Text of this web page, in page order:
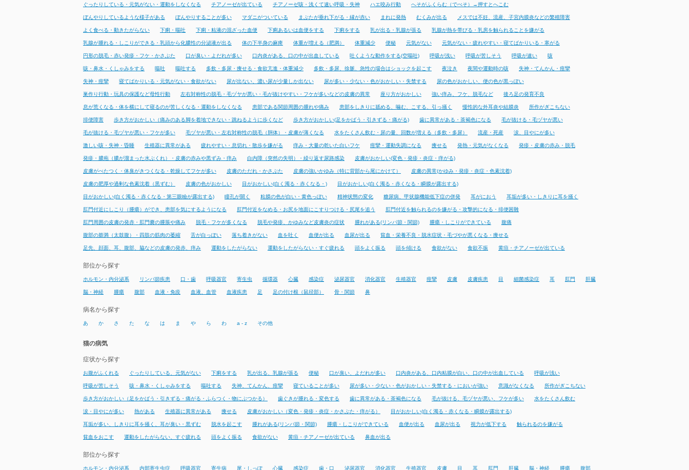
ぐったりしている・元気がない・運動をしなくなる チアノーゼが出ている チアノーゼ咳・浅くて速い呼吸・失神 ハエ咬み行動 へそがふくらむ（でべそ）→押すとへこむ
ぼんやりしているような様子がある ぼんやりすることが多い マダニがついている まぶたが垂れ下がる・縁が赤い まれに発熱 むくみが出る メスでは不妊、流産、子宮内膜炎などの繁殖障害
よく食べる・動きたがらない 下痢・嘔吐 下痢・粘液の混ざった血便 下痢あるいは血便をする 下痢をする 乳が出る・乳腺が張る 乳腺が熱を帯びる・乳房を触られることを嫌がる
乳腺が腫れる・しこりができる・乳頭から化膿性の分泌液が出る 体の下半身の麻痺 体重が増える（肥満） 体重減少 便秘 元気がない 元気がない・疲れやすい・寝てばかりいる・寒がる
円形の脱毛・赤い発疹・フケ・かさぶた 口が臭い・よだれが多い 口内炎がある、口の中が出血している 吐くような動作をする(空嘔吐) 呼吸が浅い 呼吸が苦しそう 呼吸が速い 咳
咳・鼻水・くしゃみをする 嘔吐 嘔吐する 多飲・多尿・痩せる・食欲亢進・体重減少 多飲・多尿、徐脈、急性の場合はショックを起こす 夜泣き 夜間や運動時の咳 失神・てんかん・痙攣
失神・痙攣 寝てばかりいる・元気がない・食欲がない 尿が出ない、濃い尿が少量しか出ない 尿が多い・少ない・色がおかしい・失禁する 尿の色がおかしい、便の色が黒っぽい
巣作り行動・玩具の保護など母性行動 左右対称性の脱毛・毛ヅヤが悪い・毛が抜けやすい・フケが多いなどの皮膚の異常 座り方がおかしい 強い痒み、フケ、脱毛など 後ろ足の発育不良
息が荒くなる・体を横にして寝るのが苦しくなる・運動をしなくなる 患部である関節周囲の腫れや痛み 患部をしきりに舐める、噛む、こする、引っ掻く 慢性的な外耳炎や結膜炎 所作がぎこちない
排便障害 歩き方がおかしい（痛みのある脚を着地できない・跳ねるように歩くなど 歩き方がおかしい(足をかばう・引きずる・痛がる) 歯に異常がある・茶褐色になる 毛が抜ける・毛ヅヤが悪い
毛が抜ける・毛ヅヤが悪い・フケが多い 毛ヅヤが悪い・左右対称性の脱毛（胴体）・皮膚が薄くなる 水をたくさん飲む・尿の量、回数が増える（多飲・多尿） 流産・死産 涙、目やにが多い
激しい咳・失神・昏睡 生殖器に異常がある 疲れやすい・息切れ・散歩を嫌がる 痒み・大量の乾いた白いフケ 痙攣・運動失調になる 痩せる 発熱・元気がなくなる 発疹・皮膚の赤み・脱毛
発疹・膿疱（膿が溜まった水ぶくれ）・皮膚の赤みや黒ずみ・痒み 白内障（突然の失明）・繰り返す尿路感染 皮膚がおかしい(変色・発疹・炎症・痒がる)
皮膚がべたつく・体臭がきつくなる・乾燥してフケが多い 皮膚のただれ・かさぶた 皮膚の強いかゆみ（特に背部から尾にかけて） 皮膚の異常(かゆみ・発疹・炎症・色素沈着)
皮膚の肥厚や過剰な色素沈着（黒ずむ） 皮膚の色がおかしい 目がおかしい(白く濁る・赤くなる・) 目がおかしい(白く濁る・赤くなる・瞬膜が露出する)
目がおかしい(白く濁る・赤くなる・第三眼瞼が露出する) 瞳孔が開く 粘膜の色が白い・黄色っぽい 精神状態の変化 糖尿病、甲状腺機能低下症の併発 耳がにおう 耳垢が多い・しきりに耳を掻く
肛門付近にしこり（腫瘍）ができ、患部を気にするようになる 肛門付近をなめる・お尻を地面にこすりつける・尻尾を追う 肛門付近を触られるのを嫌がる・攻撃的になる・排便困難
肛門周囲の皮膚の発赤・肛門嚢の腫脹や痛み 脱毛・フケが多くなる 脱毛や発疹、かゆみなど皮膚炎の症状 腫れがある(リンパ節・関節) 腫瘍・しこりができている 腹痛
腹部の膨満（太鼓腹）・四肢の筋肉の萎縮 舌が白っぽい 落ち着きがない 血を吐く 血便が出る 血尿が出る 貧血・栄養不良・脱水症状・毛づやが悪くなる・痩せる
足先、顔面、耳、腹部、脇などの皮膚の発赤、痒み 運動をしたがらない 運動をしたがらない・すぐ疲れる 頭をよく振る 頭を傾ける 食欲がない 食欲不振 黄疸・チアノーゼが出ている
部位から探す
ホルモン・内分泌系 リンパ節疾患 口・歯 呼吸器官 寄生虫 循環器 心臓 感染症 泌尿器官 消化器官 生殖器官 痙攣 皮膚 皮膚疾患 目 細菌感染症 耳 肛門 肝臓
脳・神経 腫瘍 腹部 血液・免疫 血液、血管 血液疾患 足 足の付け根（鼠径部） 骨・関節 鼻
病名から探す
あ か さ た な は ま や ら わ a - z その他
猫の病気
症状から探す
お腹がふくれる ぐったりしている、元気がない 下痢をする 乳が出る、乳腺が張る 便秘 口が臭い、よだれが多い 口内炎がある、口内粘膜が白い、口の中が出血している 呼吸が浅い
呼吸が苦しそう 咳・鼻水・くしゃみをする 嘔吐する 失神、てんかん、痙攣 寝ていることが多い 尿が多い・少ない・色がおかしい・失禁する・においが強い 意識がなくなる 所作がぎこちない
歩き方がおかしい（足をかばう・引きずる・痛がる・ふらつく・物にぶつかる） 歯ぐきが腫れる・変色する 歯に異常がある・茶褐色になる 毛が抜ける、毛ヅヤが悪い、フケが多い 水をたくさん飲む
涙・目やにが多い 熱がある 生殖器に異常がある 痩せる 皮膚がおかしい（変色・発疹・炎症・かさぶた・痒がる） 目がおかしい(白く濁る・赤くなる・瞬膜が露出する)
耳垢が多い、しきりに耳を掻く、耳が臭い・黒ずむ 脱水を起こす 腫れがある(リンパ節・関節) 腫瘍・しこりができている 血便が出る 血尿が出る 視力が低下する 触られるのを嫌がる
貧血をおこす 運動をしたがらない、すぐ疲れる 頭をよく振る 食欲がない 黄疸・チアノーゼが出ている 鼻血が出る
部位から探す
ホルモン・内分泌系 内部寄生虫症 呼吸器官 寄生病 尾・しっぽ 心臓 感染症 歯・口 泌尿器官 消化器官 生殖器官 皮膚 目 耳 肛門 肝臓 脳・神経 腫瘍 腹部